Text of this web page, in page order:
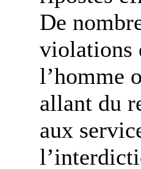
De
violations
l’homme
allant du
aux